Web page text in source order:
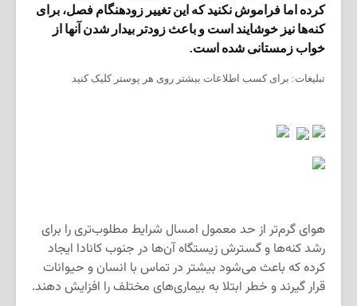
کرده اما فراموش نکنید که این تغییر زودهنگام فصل، برای
کنه‌ها نیز خوشایند است و باعث زودتر بیدار شدن آنها از
خواب زمستانی شده است.
تبلیغات: برای کسب اطلاعات بیشتر روی هر پوستر کلیک کنید
هوای گرم‌تر از حد معمول امسال شرایط مطلوب‌تری را برای
رشد کنه‌ها و گسترش زیستگاه آن‌ها در جنوب کانادا ایجاد
کرده که باعث می‌شود بیشتر در تماس با انسان و حیوانات
قرار گیرند و خطر ابتلا به بیماری‌های مختلف را افزایش دهند.